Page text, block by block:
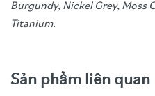
Burgundy, Nickel Grey, Moss
Titanium.
Đặc tính
Model
Coda W
Sản phẩm liên quan